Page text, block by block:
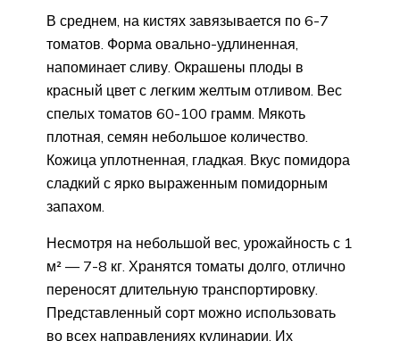
В среднем, на кистях завязывается по 6-7
томатов. Форма овально-удлиненная,
напоминает сливу. Окрашены плоды в
красный цвет с легким желтым отливом. Вес
спелых томатов 60-100 грамм. Мякоть
плотная, семян небольшое количество.
Кожица уплотненная, гладкая. Вкус помидора
сладкий с ярко выраженным помидорным
запахом.
Несмотря на небольшой вес, урожайность с 1
м² — 7-8 кг. Хранятся томаты долго, отлично
переносят длительную транспортировку.
Представленный сорт можно использовать
во всех направлениях кулинарии. Их